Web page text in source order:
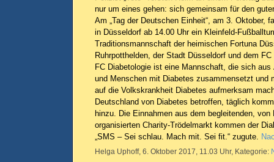
nur um eines gehen: sich gemeinsam für den
Am „Tag der Deutschen Einheit“, am 3. Oktober,
in Düsseldorf ab 14.00 Uhr ein Kleinfeld-
Traditionsmannschaft der heimischen Fortuna
Ruhrpotthelden, der Stadt Düsseldorf und dem
FC Diabetologie ist eine Mannschaft, die sich
und Menschen mit Diabetes zusammensetzt und
auf die Volkskrankheit Diabetes aufmerksam
Deutschland von Diabetes betroffen, täglich
hinzu. Die Einnahmen aus dem begleitenden, von
organisierten Charity-Trödelmarkt kommen der
„SMS – Sei schlau. Mach mit. Sei fit.“ zugute.
Helga Uphoff, 6. Oktober 2017, 11.03 Uhr, Kategorie: